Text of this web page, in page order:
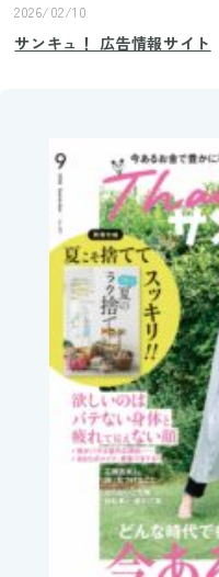
2026/02/10
サンキュ！ 広告情報サイト